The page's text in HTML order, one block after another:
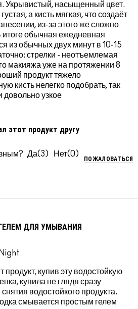
Укрывистый, насыщенный цвет.
а кисть мягкая, что создаёт
из-за этого же сложно
итоге обычная ежедневная
из обычных двух минут в 10-15
стрелки - неотъемлемая
макияжа уже на протяжении 8
продукт тяжело
кисть нелегко подобрать, так
довольно узкое
этот продукт другу
3 0
ПОЖАЛОВАТЬСЯ
ДЛЯ УМЫВАНИЯ
продукт, купив эту водостойкую
купила не глядя сразу
водостойкого продукта.
смывается простым гелем